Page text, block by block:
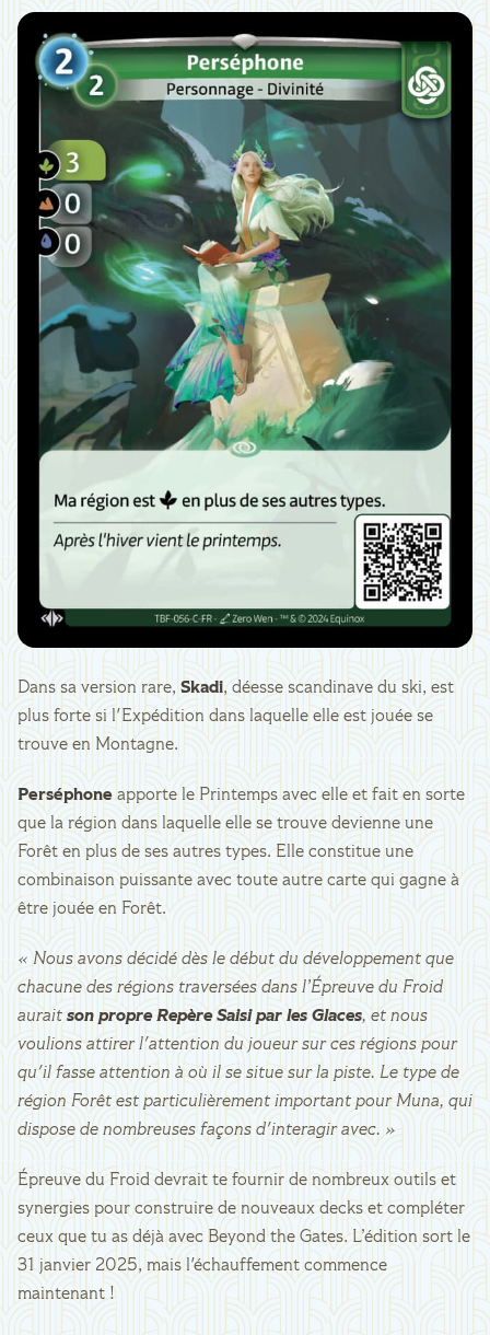
Dans sa version rare, Skadi, déesse scandinave du ski, est
plus forte si l'Expédition dans laquelle elle est jouée se
trouve en Montagne.
Perséphoneapporte le Printemps avec elle et fait en sorte
que la région dans laquelle elle se trouve devienne une
Forêt en plus de ses autres types. Elle constitue une
combinaison puissante avec toute autre carte qui gagne à
être jouée en Forêt.
« Nous avons décidé dès le début du développement que
chacune des régions traversées dans l’Épreuve du Froid
auraitson propre Repère Saisi par les Glaces, et nous
voulions attirer l'attention du joueur sur ces régions pour
qu'il fasse attention à où il se situe sur la piste. Le type de
région Forêt est particulièrement important pour Muna, qui
dispose de nombreuses façons d'interagir avec. »
Épreuve du Froid devrait te fournir de nombreux outils et
synergies pour construire de nouveaux decks et compléter
ceux que tu as déjà avec Beyond the Gates. L’édition sort le
31 janvier 2025, mais l'échauffement commence
maintenant !